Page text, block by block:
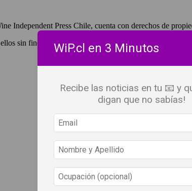
Independent Press Chile, cuenta con derechos de
sin fines de lucro, debes ser #SuscriptorWiP.^Para su
WiP.cl en 3 Minutos
Recibe las noticias en tu 📧 y
digan que no sabías!